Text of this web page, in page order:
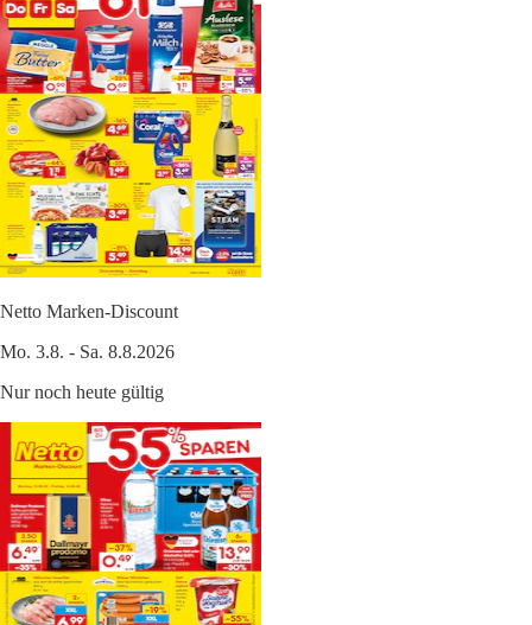
Netto Marken-Discount
Mo. 3.8. - Sa. 8.8.2026
Nur noch heute gültig